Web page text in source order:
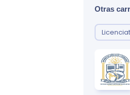
Otras